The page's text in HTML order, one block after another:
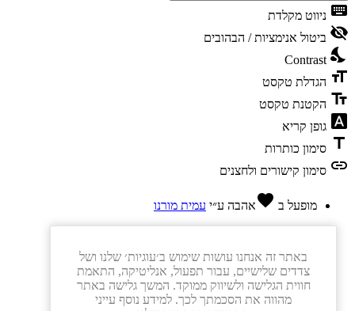
keyboard ניווט מקלדת
visibility_off ביטול אנימציות / הבהובים
nights_stay
Contrast
format_size הגדלת טקסט
text_fields הקטנת טקסט
font_download גופן קריא
title סימון כותרות
link סימון קישורים ולחצנים
מופעל ב favoriteאהבה ע״י עמית מורנו
באתר זה אנחנו עושות שימוש ב׳עוגיות׳ שלנו ושל
צדדים שלישיים, עבור תפעול, אנליטיקה, התאמת
חווית הגלישה ולשיווק ממוקד. המשך גלישה באתר
מהווה את הסכמתך לכך. למידע נוסף עייני